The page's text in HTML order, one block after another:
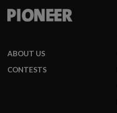
ABOUT US
CONTESTS